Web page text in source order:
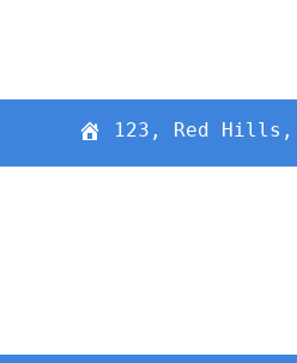
123, Red Hills,